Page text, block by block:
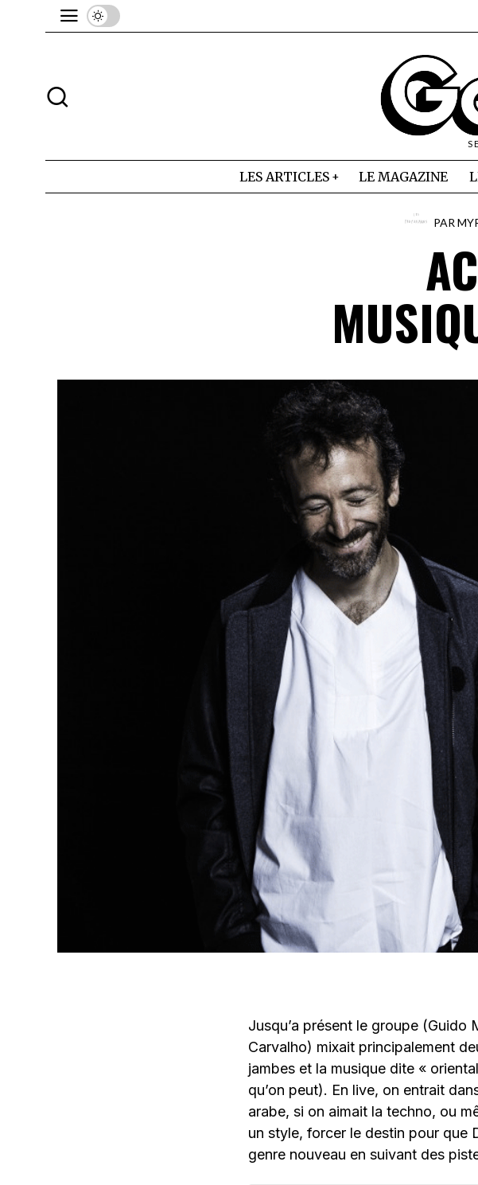
LES ARTICLES LE MAGAZINE
PAR
Jusqu’a présent le groupe
Carvalho) mixait principalement
jambes et la musique dite «
qu’on peut). En live, on entrait
arabe, si on aimait la techno, ou
un style, forcer le destin pour que
genre nouveau en suivant des